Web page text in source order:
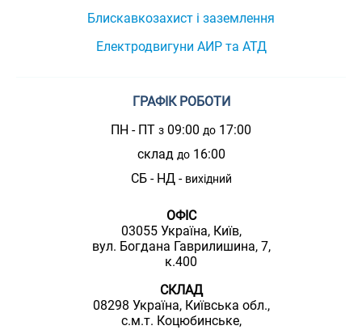
Блискавкозахист і заземлення
Електродвигуни АИР та АТД
ГРАФІК РОБОТИ
ПН - ПТ з 09:00 до 17:00
склад до16:00
СБ - НД - вихідний
ОФІС
03055 Україна, Київ,
вул. Богдана Гаврилишина, 7,
к.400
СКЛАД
08298 Україна, Київська обл.,
с.м.т. Коцюбинське,